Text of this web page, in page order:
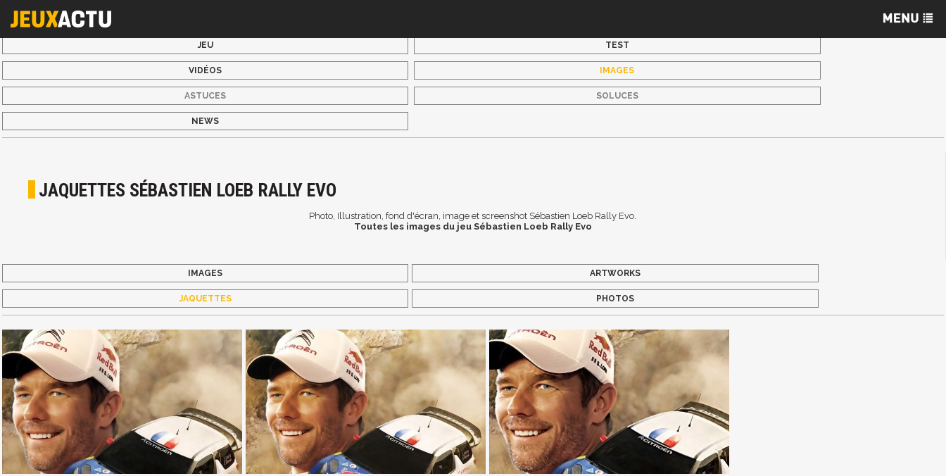
JEU TEST
VIDÉOS IMAGES
ASTUCES SOLUCES
NEWS
JAQUETTES SÉBASTIEN LOEB RALLY EVO
Photo, Illustration, fond d'écran, image et screenshot Sébastien Loeb Rally Evo.
Toutes les images du jeu Sébastien Loeb Rally Evo
IMAGES ARTWORKS
JAQUETTES PHOTOS